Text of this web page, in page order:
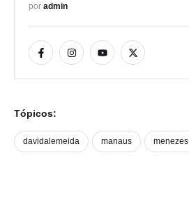
por admin
Tópicos:
davidalemeida manaus menezes